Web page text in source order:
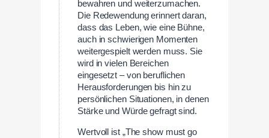
bewahren und weiterzumachen.
Die Redewendung erinnert daran,
dass das Leben, wie eine Bühne,
auch in schwierigen Momenten
weitergespielt werden muss. Sie
wird in vielen Bereichen
eingesetzt – von beruflichen
Herausforderungen bis hin zu
persönlichen Situationen, in denen
Stärke und Würde gefragt sind.
Wertvoll ist „The show must go